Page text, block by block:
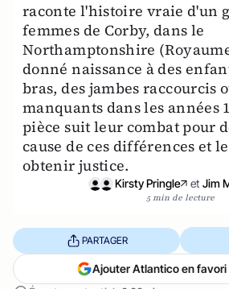
raconte l'histoire vraie d'un
femmes de Corby, dans le
Northamptonshire
donné naissance à des
bras, des jambes raccourcis
manquants dans les années
pièce suit leur combat pour
cause de ces différences et
obtenir justice.
Kirsty Pringle et Jim
5 min de lecture
PARTAGER
Ajouter Atlantico en favori